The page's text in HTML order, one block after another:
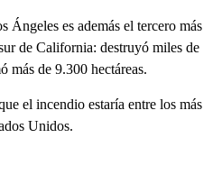
Ángeles es además el tercero más
de California: destruyó miles de
más de 9.300 hectáreas.
el incendio estaría entre los más
Unidos.